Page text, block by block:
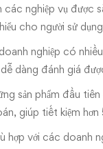
các nghiệp vụ
cho người sử
nghiệp có
dàng đánh giá
sản phẩm đầu
giúp tiết kiệm
hợp với các doanh